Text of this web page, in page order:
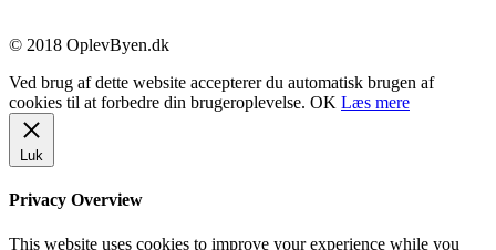
© 2018 OplevByen.dk
Ved brug af dette website accepterer du automatisk brugen af
cookies til at forbedre din brugeroplevelse. OK Læs mere
Luk
Privacy Overview
This website uses cookies to improve your experience while you